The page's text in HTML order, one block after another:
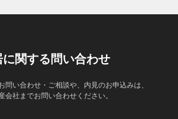
に関する問い合わせ
問い合わせ・ご相談や、内見のお申込みは、
会社までお問い合わせください。